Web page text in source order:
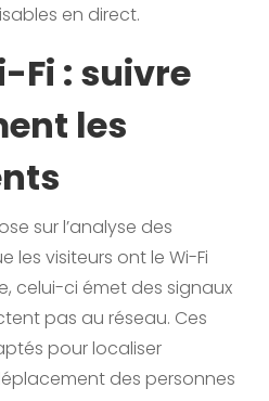
en direct.
Fi : suivre
les
sur l’analyse des
les visiteurs ont le Wi-Fi
celui-ci émet des signaux
pas au réseau. Ces
pour localiser
des personnes